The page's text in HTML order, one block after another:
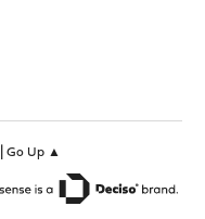
Go Up ▲